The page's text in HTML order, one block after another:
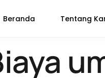
Beranda Tentang